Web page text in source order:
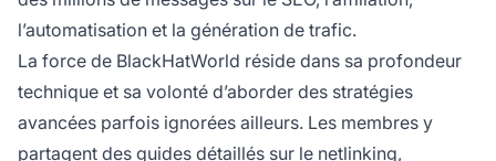
l’automatisation et la génération de trafic.
La force de BlackHatWorld réside dans sa profondeur
technique et sa volonté d’aborder des stratégies
avancées parfois ignorées ailleurs. Les membres y
partagent des guides détaillés sur le netlinking,